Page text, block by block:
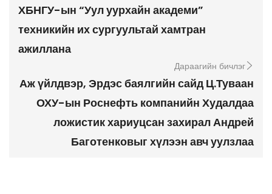
ХБНГУ-ын “Уул уурхайн академи”
техникийн их сургуультай хамтран
ажиллана
Дараагийн бичлэг
Аж үйлдвэр, Эрдэс баялгийн сайд Ц.Туваан
ОХУ-ын Роснефть компанийн Худалдаа
ложистик хариуцсан захирал Андрей
Баготенковыг хүлээн авч уулзлаа